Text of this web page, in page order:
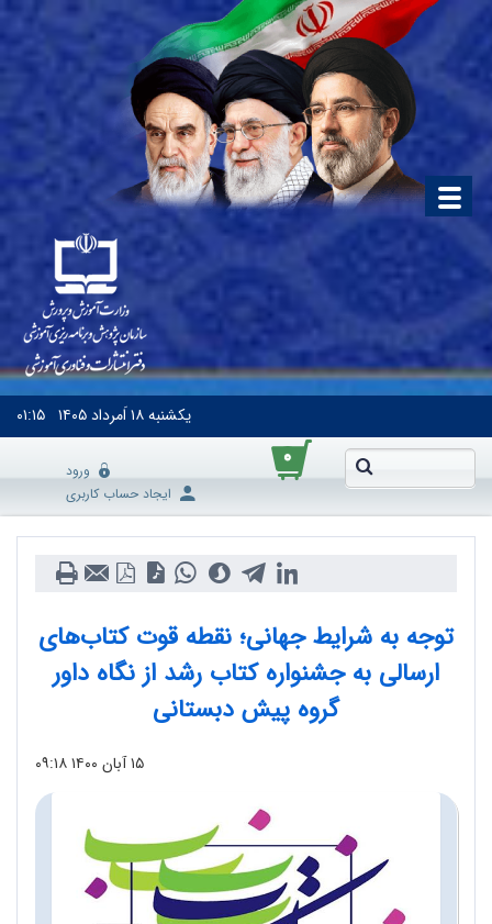
یکشنبه۱۸ اَمرداد ۱۴۰۵ ۰۱:۱۵
۰
ورود
ایجاد حساب کاربری
توجه به شرایط جهانی؛ نقطه قوت کتاب‌های
ارسالی به جشنواره کتاب رشد از نگاه داور
گروه پیش دبستانی
۱۵ آبان ۱۴۰۰ ۰۹:۱۸